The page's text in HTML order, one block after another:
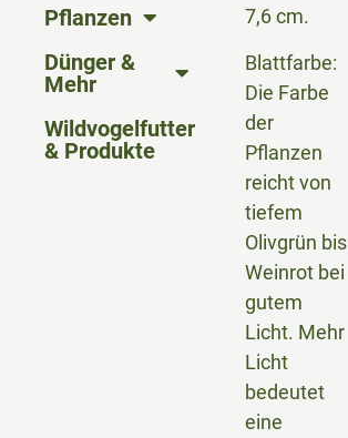
Pflanzen
Dünger &
Mehr
Wildvogelfutter
& Produkte
7,6 cm.
Blattfarbe:
Die Farbe
der
Pflanzen
reicht von
tiefem
Olivgrün bis
Weinrot bei
gutem
Licht. Mehr
Licht
bedeutet
eine